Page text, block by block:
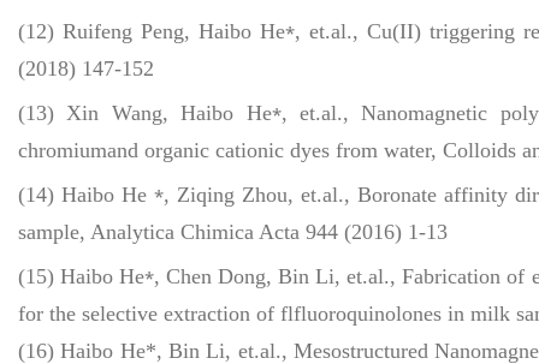
(12) Ruifeng Peng, Haibo He⁎, et.al., Cu(II) triggering
(2018) 147-152
(13) Xin Wang, Haibo He ⁎, et.al., Nanomagnetic
chromiumand organic cationic dyes from water, Colloids
(14) Haibo He ⁎, Ziqing Zhou, et.al., Boronate affinity
sample, Analytica Chimica Acta 944 (2016) 1-13
(15) Haibo He⁎ , Chen Dong, Bin Li, et.al., Fabrication of
for the selective extraction of flfluoroquinolones in milk
(16) Haibo He*, Bin Li, et.al., Mesostructured